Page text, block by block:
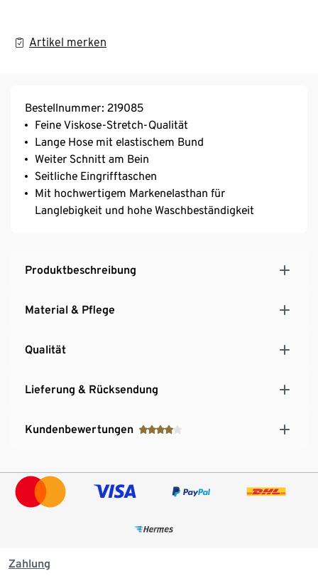
Artikel merken
Bestellnummer: 219085
Feine Viskose-Stretch-Qualität
Lange Hose mit elastischem Bund
Weiter Schnitt am Bein
Seitliche Eingrifftaschen
Mit hochwertigem Markenelasthan für
Langlebigkeit und hohe Waschbeständigkeit
Produktbeschreibung
Material & Pflege
Qualität
Lieferung & Rücksendung
Kundenbewertungen
Zahlung